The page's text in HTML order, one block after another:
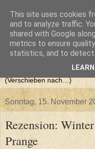
Sonntag, 15. November
Rezension:
Prange
This site uses cookies
and to analyze traffic.
shared with Google
metrics to ensure
statistics, and to detect